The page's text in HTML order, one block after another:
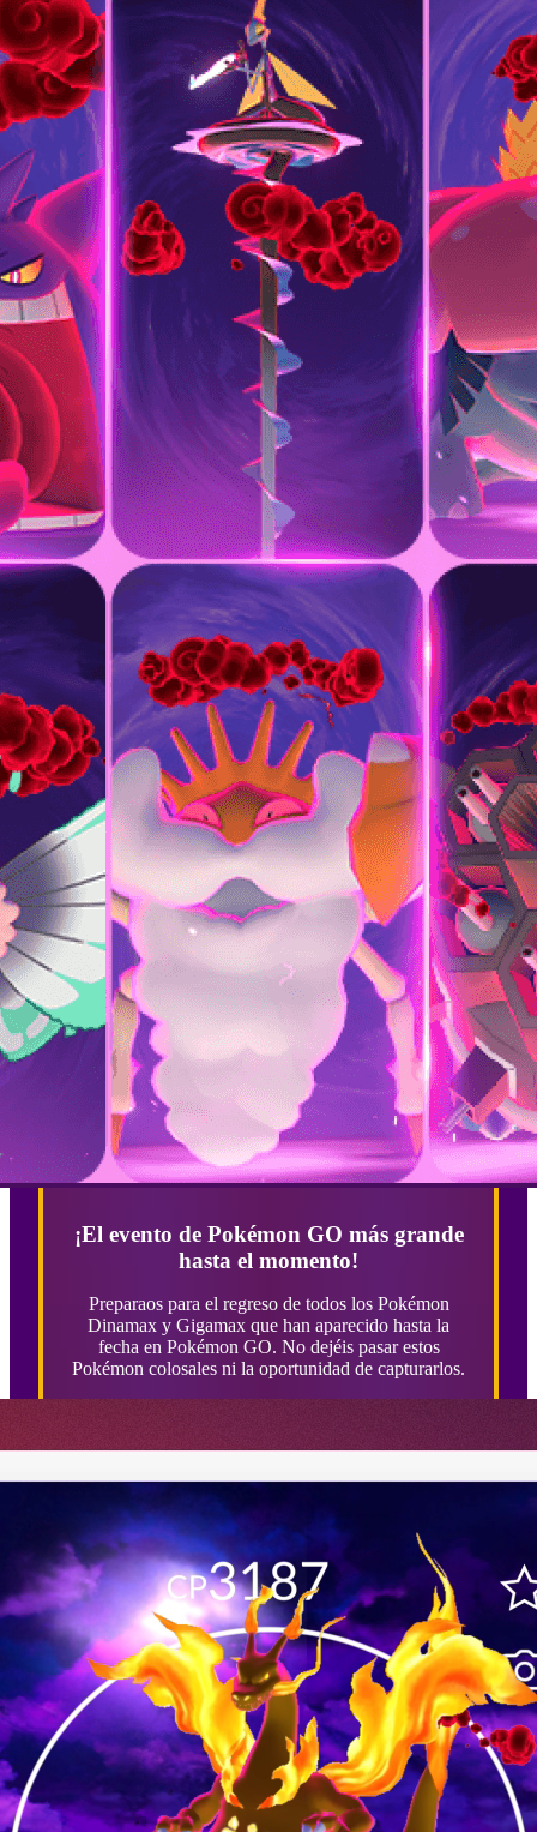
¡El evento de Pokémon GO más grande
hasta el momento!
Preparaos para el regreso de todos los Pokémon
Dinamax y Gigamax que han aparecido hasta la
fecha en Pokémon GO. No dejéis pasar estos
Pokémon colosales ni la oportunidad de capturarlos.